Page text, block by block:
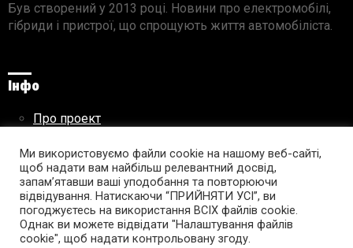
Був створений у 2013 році. Новини про електромобілі,
гібриди і пристрої, що спрощують життя автомобіліста.
Інфо
Про проект
Правила використання матеріалів
Підпишись на AutoGeek!
facebooktwitter instagramyoutube tumblr linkedin
Ми використовуємо файли cookie на нашому веб-сайті,
щоб надати вам найбільш релевантний досвід,
запам’ятавши ваші уподобання та повторюючи
відвідування. Натискаючи “ПРИЙНЯТИ УСІ”, ви
погоджуєтесь на використання ВСІХ файлів cookie.
Однак ви можете відвідати "Налаштування файлів
cookie", щоб надати контрольовану згоду.